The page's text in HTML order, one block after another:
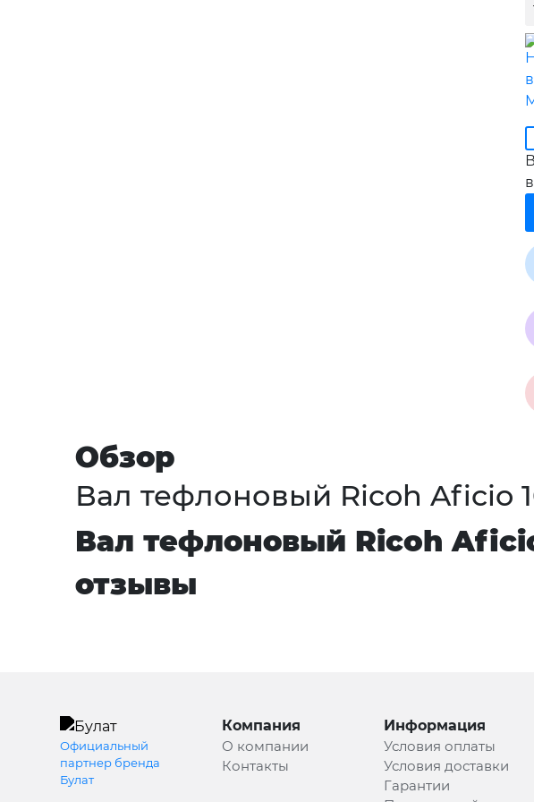
Обзор
Вал тефлоновый Ricoh Aficio
Вал тефлоновый Ricoh Aficio
отзывы
Официальный
партнер бренда
Булат
Компания
О компании
Контакты
Информация
Условия оплаты
Условия доставки
Гарантии